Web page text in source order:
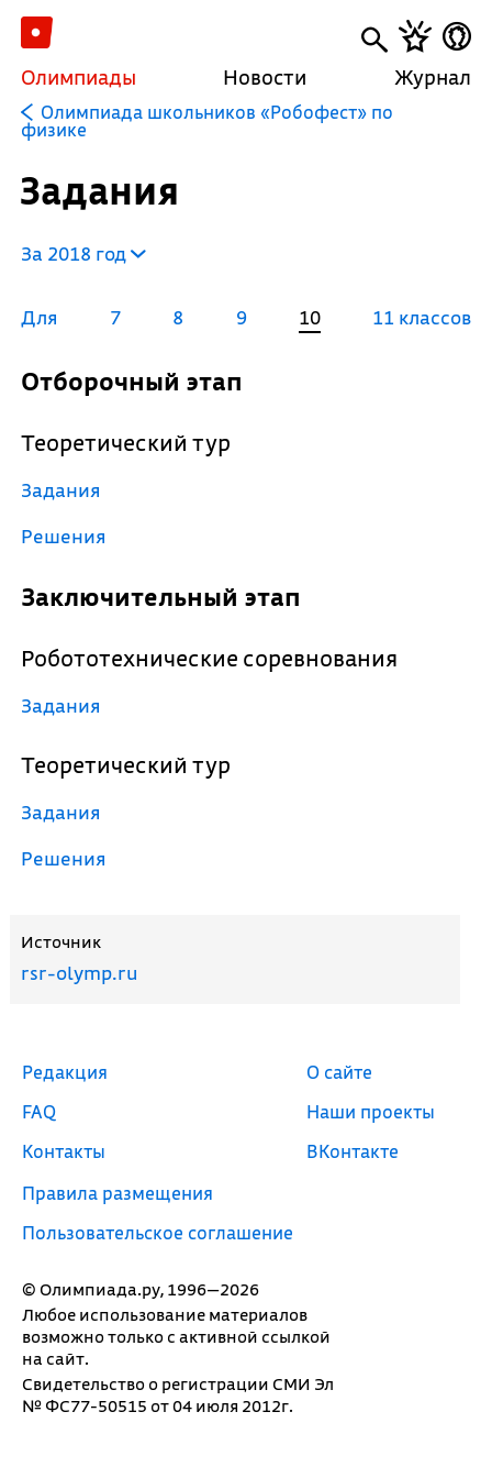
Олимпиады Новости Журнал
Олимпиада школьников «Робофест» по
физике
Задания
За 2018 год
Для 7 8 9 10 11 классов
Отборочный этап
Теоретический тур
Задания
Решения
Заключительный этап
Робототехнические соревнования
Задания
Теоретический тур
Задания
Решения
Источник
rsr-olymp.ru
© Олимпиада.ру, 1996—2026
Любое использование материалов
возможно только с активной ссылкой
на сайт.
Свидетельство о регистрации СМИ Эл
№ ФС77-50515 от 04 июля 2012г.
Редакция
FAQ
Контакты
Правила размещения
Пользовательское соглашение
О сайте
Наши проекты
ВКонтакте